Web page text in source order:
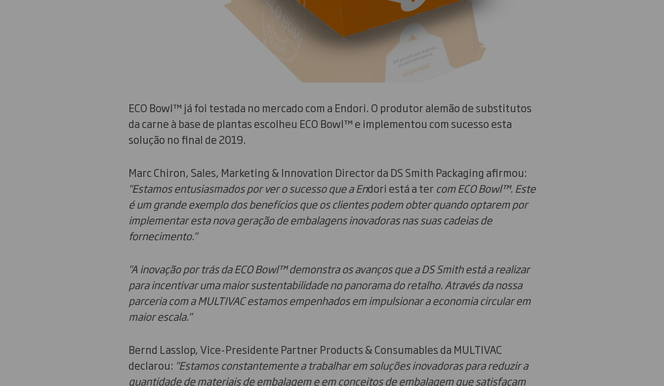
ECO Bowl™ já foi testada no mercado com a Endori. O produtor alemão de substitutos
da carne à base de plantas escolheu ECO Bowl™ e implementou com sucesso esta
solução no final de 2019.
Marc Chiron, Sales, Marketing & Innovation Director da DS Smith Packaging afirmou:
"Estamos entusiasmados por ver o sucesso que a Endori está a ter com ECO Bowl™. Este
é um grande exemplo dos benefícios que os clientes podem obter quando optarem por
implementar esta nova geração de embalagens inovadoras nas suas cadeias de
fornecimento."
"A inovação por trás da ECO Bowl™ demonstra os avanços que a DS Smith está a realizar
para incentivar uma maior sustentabilidade no panorama do retalho. Através da nossa
parceria com a MULTIVAC estamos empenhados em impulsionar a economia circular em
maior escala."
Bernd Lasslop, Vice-Presidente Partner Products & Consumables da MULTIVAC
declarou: "Estamos constantemente a trabalhar em soluções inovadoras para reduzir a
quantidade de materiais de embalagem e em conceitos de embalagem que satisfaçam